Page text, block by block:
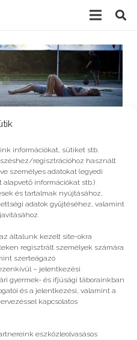
információkat, sütiket stb.
regisztrációhoz használt
személyes adatokat (egyedi
információkat stb.)
és tartalmak nyújtásához,
adatok gyűjtéséhez, valamint
általunk kezelt site-okra
regisztrált személyek számára
szerteágazó
– jelentkezési
gyermek- és ifjúsági táborainkban
és a jelentkezési, valamint a
kapcsolatos
eszközleolvasásos
szabályzat